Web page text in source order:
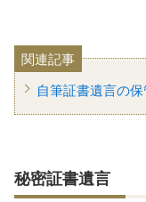
関連記事
自筆証書遺言の
秘密証書遺言